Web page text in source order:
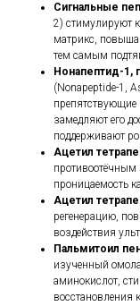
Сигнальные
2) стимулируют
матрикс,
тем самым
Нонапептид-1,
(Nonapeptide-1,
препятствующие
замедляют его
поддерживают
Ацетил
проницаемость
Ацетил
регенерацию,
воздействия
Пальмитоил
изученный
аминокислот,
восстановления